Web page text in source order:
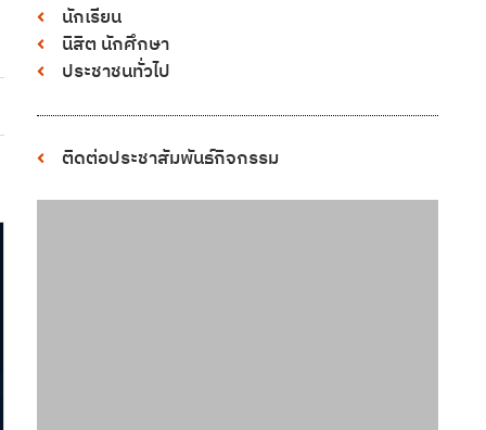
นักเรียน
นิสิต นักศึกษา
ประชาชนทั่วไป
ติดต่อประชาสัมพันธ์กิจกรรม